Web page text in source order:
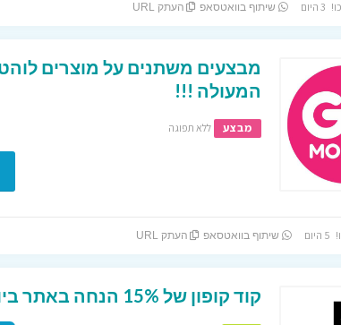
שיתוף בוואטסאפ העתק URL
מבצעים משתנים על מוצרים
המעולה !!!
מבצע ללא תפוגה
שיתוף בוואטסאפ העתק URL
קוד קופון של 15% הנחה באתר ביוטי ביי !